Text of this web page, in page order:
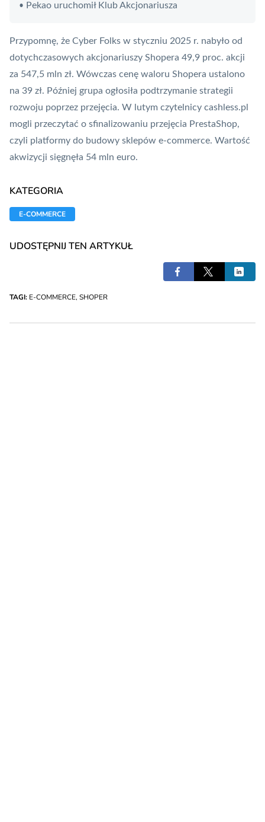
• Pekao uruchomił Klub Akcjonariusza
Przypomnę, że Cyber Folks w styczniu 2025 r. nabyło od
dotychczasowych akcjonariuszy Shopera 49,9 proc. akcji
za 547,5 mln zł. Wówczas cenę waloru Shopera ustalono
na 39 zł. Później grupa ogłosiła podtrzymanie strategii
rozwoju poprzez przejęcia. W lutym czytelnicy cashless.pl
mogli przeczytać o sfinalizowaniu przejęcia PrestaShop,
czyli platformy do budowy sklepów e-commerce. Wartość
akwizycji sięgnęła 54 mln euro.
KATEGORIA
E-COMMERCE
UDOSTĘPNIJ TEN ARTYKUŁ
TAGI: E-COMMERCE, SHOPER